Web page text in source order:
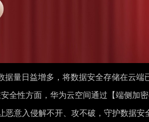
据量日益增多，将数据安全存储在云
全性方面，华为云空间通过【端侧加
恶意入侵解不开、攻不破，守护数据安